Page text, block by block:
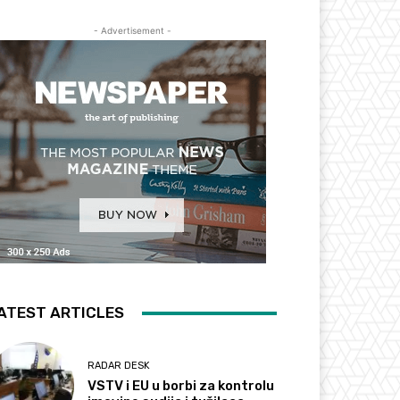
- Advertisement -
ARTICLES
RADAR DESK
VSTV i EU u borbi za kontrolu